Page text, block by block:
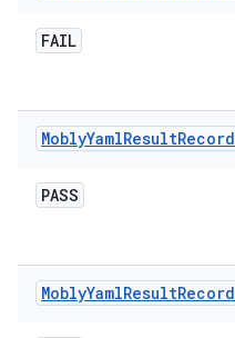
FAIL
MoblyYamlResultRecord
PASS
MoblyYamlResultRecord